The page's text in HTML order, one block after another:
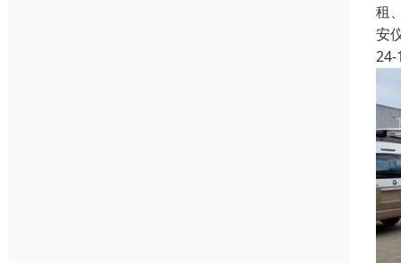
租
安
24-